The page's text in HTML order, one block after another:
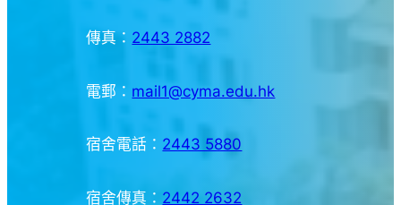
傳真： 2443 2882
電郵： mail1@cyma.edu.hk
宿舍電話： 2443 5880
宿舍傳真： 2442 2632